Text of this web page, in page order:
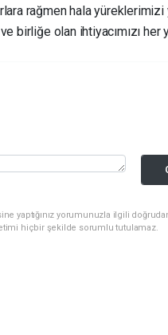
rağmen hala yüreklerimizi
birliğe olan ihtiyacımızı her
yaptığınız yorumunuzla ilgili
hiçbir şekilde sorumlu tutulamaz.